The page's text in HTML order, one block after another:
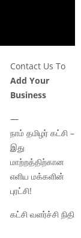
Contact Us To
Add Your
Business
—
நாம் தமிழர் கட்சி –
இது
மாற்றத்திற்கான
எளிய மக்களின்
புரட்சி!
கட்சி வளர்ச்சி நிதி